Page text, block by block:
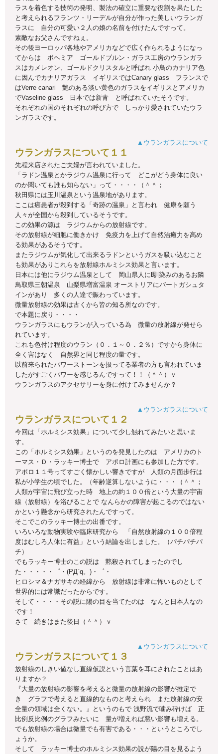
ラスを着色する技術の発明、製法の確立に重要な役割を果たした
と考えられるフランツ・リーデルが自分が作った美しいウランガ
ラスに 自分の可愛い２人の娘の名前を付けたんですって。
素敵なお父さんですねぇ。
その後ヨーロッパ各地やアメリカなどで広く作られるようになっ
てからは ボヘミア ゴールドブルン・ガラス工房のウランガラ
スはカメレオン、ゴールドクリスタルと呼ばれ 小鳥のカナリア色
に因んでカナリアガラス イギリスではCanary glass フランスで
はVerre canari 艶のある淡い黄色のガラスをイギリスとアメリカ
でVaseline glass 日本では新青 と呼ばれていたそうです。
それぞれの国のそれぞれの呼び方で しっかり愛されていたウラ
ンガラスです。
▲ウランガラスについて
ウランガラスについて１１
先程来店されたご夫婦が言われていました。
「ラドン温泉とかラジウム温泉に行って どこがどう身体に良い
のか聞いても誰も知らない」って・・・・（＾＾；
秋田県には玉川温泉という温泉地があります。
ここは癌患者が殺到する「奇跡の温泉」と言われ 健康を願う
人々が全国から殺到しているそうです。
この効果の源は ラジウムからの放射線です。
その放射線が細胞に働きかけ 免疫力を上げて自然治癒力を高め
る効果があるそうです。
またラジウムが気化して出来るラドンというガスを吸い込むこと
も効果がありこれらを放射線ホルミシス効果と言います。
日本には他にラジウム温泉として 岡山県人にl馴染みのあるお隣
鳥取県三朝温泉 山梨県増富温泉 オーストリアにバートガシュタ
インがあり 多くの人達で賑わっています。
微量放射線の効果は古くから皆の知る所なのです。
で本題に戻り・・・・
ウランガラスにもウランが入っている為 微量の放射線が発せら
れています。
これも色付け程度のウラン（０．１～０．２％）ですから身体に
全く害はなく 自然界と同じ程度の量です。
以前来られたパワーストーンを扱ってる業者の方も言われていま
したがすごくパワーを感じるんですって！！（＾＾）ｖ
ウランガラスのアクセサリーを身に付けてみませんか？
▲ウランガラスについて
ウランガラスについて１２
今回は「ホルミシス効果」について少し触れてみたいと思いま
す。
この「ホルミシス効果」というのを発見したのは アメリカのト
ーマス・Ｄ・ラッキー博士で アポロ計画にも参加した方です。
アポロ１１号ってすごく懐かしい響きですが 人類の月面歩行は
私が小学生の頃でした。（年齢逆算しないように・・・（＾＾；
人類が宇宙に飛び立った時 地上の約１００倍という大量の宇宙
線（放射線）を浴びることで なんらかの障害が起こるのではない
かという懸念から研究されたんですって。
そこでこのラッキー博士の出番です。
いろいろな動物実験や臨床研究から 「自然放射線の１００倍程
度はむしろ人体に有益」という結論を出しました。（パチパチパ
チ）
でもラッキー博士のこの説は 黙殺されてしまったのでし
た・・・・・゜・(PД`q。)・゜・
ヒロシマ＆ナガサキの経緯から 放射線は非常に怖いものとして
世界的には常識だったからです。
そして・・・・その説に陽の目を当てたのは なんと日本人なの
です！
さて 続きはまた後日（＾＾）ｖ
▲ウランガラスについて
ウランガラスについて１３
放射線のしきい値なし直線仮説という言葉を耳にされたことはあ
りますか？
『大量の放射線の影響を考えると微量の放射線の影響が推定で
き グラフで考えると直線的なものと考えられ また放射線の安
全量の領域は全くない。』というのもで 浅野流で噛み砕けば 正
比例反比例のグラフみたいに 量が増えれば悪い影響も増える。
でも放射線の場合は微量でも有害である・・・というところでし
ょうか。
そして ラッキー博士のホルミシス効果の説が陽の目を見るよう